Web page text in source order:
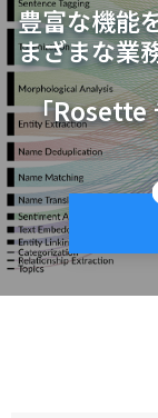
豊富な機能
まざまな業
「Rosette